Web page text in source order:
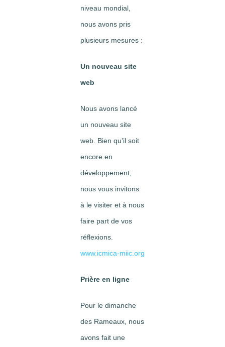
niveau mondial,
nous avons pris
plusieurs mesures :
Un nouveau site
web
Nous avons lancé
un nouveau site
web. Bien qu’il soit
encore en
développement,
nous vous invitons
à le visiter et à nous
faire part de vos
réflexions.
www.icmica-miic.org
Prière en ligne
Pour le dimanche
des Rameaux, nous
avons fait une